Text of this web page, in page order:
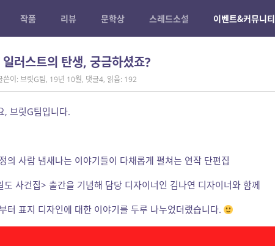
작품 리뷰 문학상 스레드소설 이벤트&커뮤니티
일러스트의 탄생, 궁금하셨죠?
쓴이: 브릿G팀, 19년 10월, 댓글4, 읽음: 192
, 브릿G팀입니다.
의 사람 냄새나는 이야기들이 다채롭게 펼쳐는 연작 단편집
도 사건집> 출간을 기념해 담당 디자이너인 김나연 디자이너와 함께
터 표지 디자인에 대한 이야기를 두루 나누었더랬습니다.